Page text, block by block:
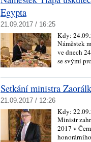
Egypta
21.09.2017 / 16:25
Kdy:
Náměstek
ve dnech
se svými
Setkání ministra
21.09.2017 / 12:26
Kdy:
Ministr
2017 v